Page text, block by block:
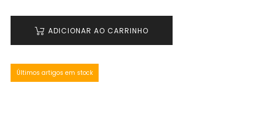
ADICIONAR AO CARRINHO
Últimos artigos em stock